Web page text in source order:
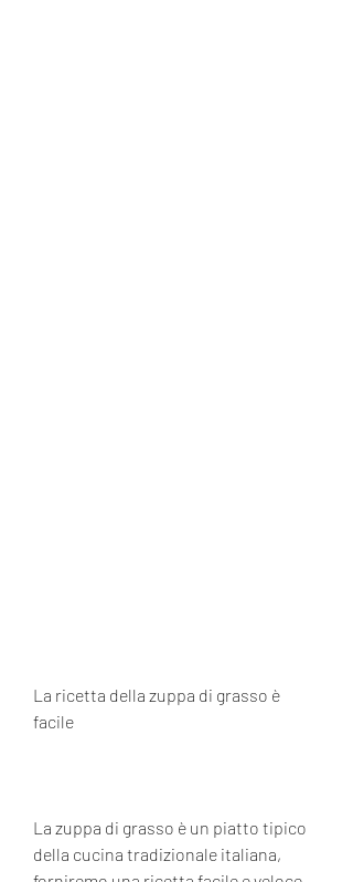
La ricetta della zuppa di grasso è
facile
La zuppa di grasso è un piatto tipico
della cucina tradizionale italiana,